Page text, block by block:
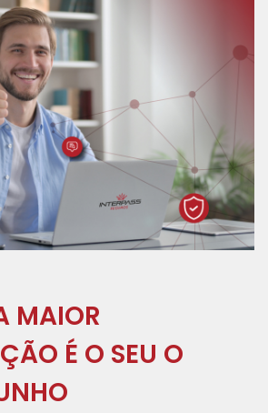
MAIOR
É O SEU O